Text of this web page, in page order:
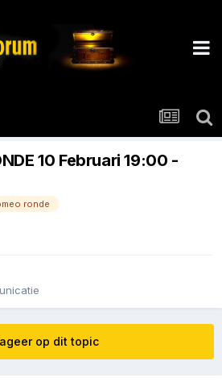
10 Februari 19:00 -
ronde
op dit topic